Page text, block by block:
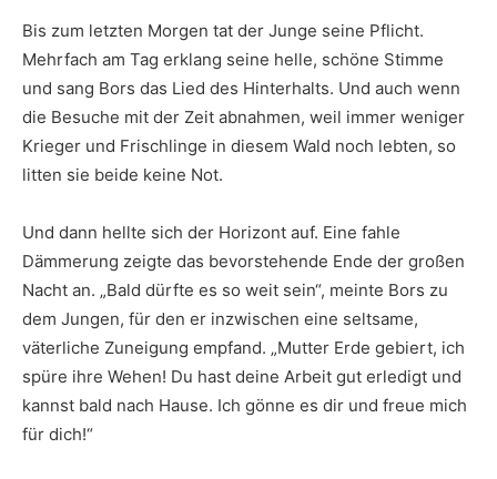
Bis zum letzten Morgen tat der Junge seine Pflicht.
Mehrfach am Tag erklang seine helle, schöne Stimme
und sang Bors das Lied des Hinterhalts. Und auch wenn
die Besuche mit der Zeit abnahmen, weil immer weniger
Krieger und Frischlinge in diesem Wald noch lebten, so
litten sie beide keine Not.
Und dann hellte sich der Horizont auf. Eine fahle
Dämmerung zeigte das bevorstehende Ende der großen
Nacht an. „Bald dürfte es so weit sein“, meinte Bors zu
dem Jungen, für den er inzwischen eine seltsame,
väterliche Zuneigung empfand. „Mutter Erde gebiert, ich
spüre ihre Wehen! Du hast deine Arbeit gut erledigt und
kannst bald nach Hause. Ich gönne es dir und freue mich
für dich!“